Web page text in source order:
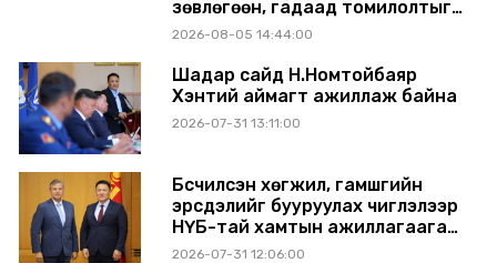
зөвлөгөөн, гадаад томилолтыг
хориглолоо
2026-08-05 14:44:00
Шадар сайд Н.Номтойбаяр
Хэнтий аймагт ажиллаж байна
2026-07-31 13:11:00
Бүсчилсэн хөгжил, гамшгийн
эрсдэлийг бууруулах чиглэлээр
НҮБ-тай хамтын ажиллагаагаа
өргөжүүлэхээр санал солилцлоо
2026-07-31 12:06:00